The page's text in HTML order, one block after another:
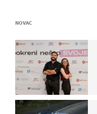
NOVAC